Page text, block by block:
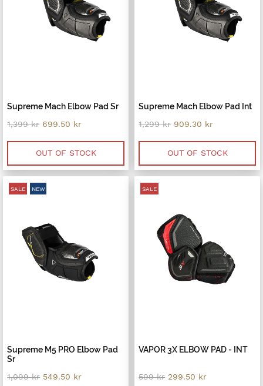
Supreme Mach Elbow Pad Sr
1,399kr Original
was:
1,399 kr.
699.50 krCurrent
is:
699.50 kr.
OUT OF STOCK
Supreme Mach Elbow Pad Int
1,299kr Original
was:
1,299 kr.
909.30 krCurrent
is:
909.30 kr.
OUT OF STOCK
SALE NEW
Supreme M5 PRO Elbow Pad
Sr
1,099kr Original
549.50 krCurrent
SALE
VAPOR 3X ELBOW PAD - INT
599kr Original
299.50 krCurrent